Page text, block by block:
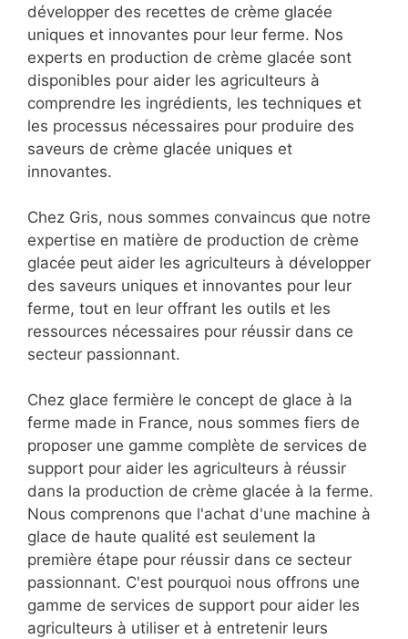
développer des recettes de crème glacée
uniques et innovantes pour leur ferme. Nos
experts en production de crème glacée sont
disponibles pour aider les agriculteurs à
comprendre les ingrédients, les techniques et
les processus nécessaires pour produire des
saveurs de crème glacée uniques et
innovantes.
Chez Gris, nous sommes convaincus que notre
expertise en matière de production de crème
glacée peut aider les agriculteurs à développer
des saveurs uniques et innovantes pour leur
ferme, tout en leur offrant les outils et les
ressources nécessaires pour réussir dans ce
secteur passionnant.
Chez glace fermière le concept de glace à la
ferme made in France, nous sommes fiers de
proposer une gamme complète de services de
support pour aider les agriculteurs à réussir
dans la production de crème glacée à la ferme.
Nous comprenons que l'achat d'une machine à
glace de haute qualité est seulement la
première étape pour réussir dans ce secteur
passionnant. C'est pourquoi nous offrons une
gamme de services de support pour aider les
agriculteurs à utiliser et à entretenir leurs